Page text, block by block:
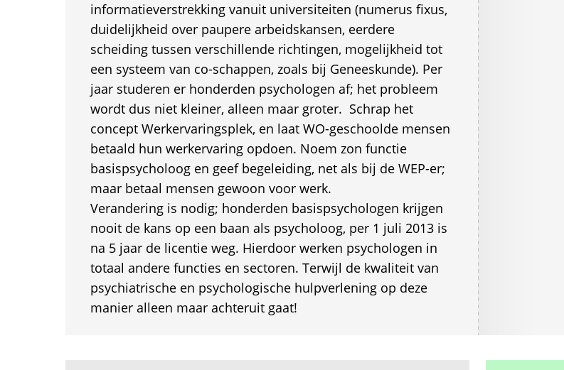
informatieverstrekking vanuit universiteiten (numerus fixus,
duidelijkheid over paupere arbeidskansen, eerdere
scheiding tussen verschillende richtingen, mogelijkheid tot
een systeem van co-schappen, zoals bij Geneeskunde). Per
jaar studeren er honderden psychologen af; het probleem
wordt dus niet kleiner, alleen maar groter.  Schrap het
concept Werkervaringsplek, en laat WO-geschoolde mensen
betaald hun werkervaring opdoen. Noem zon functie
basispsycholoog en geef begeleiding, net als bij de WEP-er;
maar betaal mensen gewoon voor werk.
Verandering is nodig; honderden basispsychologen krijgen
nooit de kans op een baan als psycholoog, per 1 juli 2013 is
na 5 jaar de licentie weg. Hierdoor werken psychologen in
totaal andere functies en sectoren. Terwijl de kwaliteit van
psychiatrische en psychologische hulpverlening op deze
manier alleen maar achteruit gaat!